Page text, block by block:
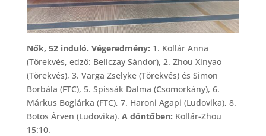
Nők, 52 induló. Végeredmény: 1. Kollár Anna
(Törekvés, edző: Beliczay Sándor), 2. Zhou Xinyao
(Törekvés), 3. Varga Zselyke (Törekvés) és Simon
Borbála (FTC), 5. Spissák Dalma (Csomorkány), 6.
Márkus Boglárka (FTC), 7. Haroni Agapi (Ludovika), 8.
Botos Árven (Ludovika). A döntőben: Kollár-Zhou
15:10.